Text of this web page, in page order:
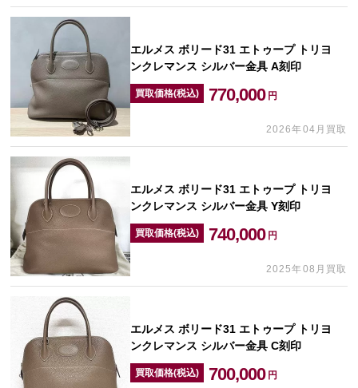
エルメス ボリード31 エトゥープ トリヨ
ンクレマンス シルバー金具 A刻印
買取価格(税込) 770,000 円
2026年04月買取
エルメス ボリード31 エトゥープ トリヨ
ンクレマンス シルバー金具 Y刻印
買取価格(税込) 740,000 円
2025年08月買取
エルメス ボリード31 エトゥープ トリヨ
ンクレマンス シルバー金具 C刻印
買取価格(税込) 700,000 円